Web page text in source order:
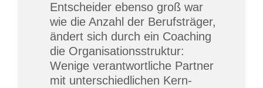
Entscheider ebenso groß war
wie die Anzahl der Berufsträger,
ändert sich durch ein Coaching
die Organisationsstruktur:
Wenige verantwortliche Partner
mit unterschiedlichen Kern-